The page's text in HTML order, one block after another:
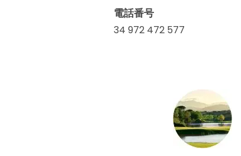
電話番号
34 972 472 577